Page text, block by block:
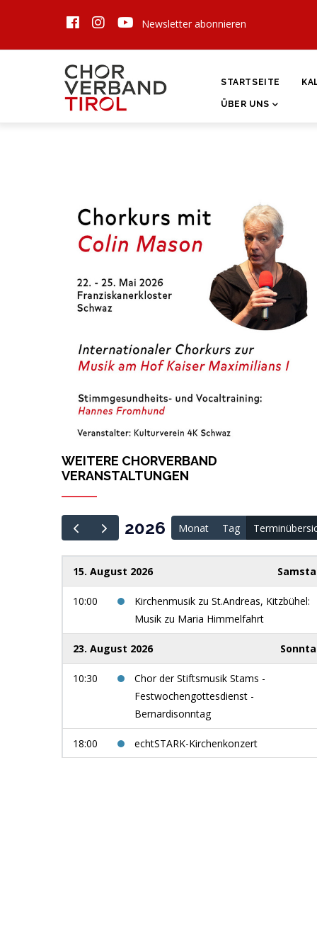
Newsletter abonnieren
STARTSEITE
ÜBER UNS
WEITERE CHORVERBAND
VERANSTALTUNGEN
2026 Monat Tag
15. August 2026
10:00
Kirchenmusik zu St.Andreas, Kitzbühel:
Musik zu Maria Himmelfahrt
23. August 2026
10:30
Chor der Stiftsmusik Stams -
Festwochengottesdienst -
Bernardisonntag
18:00 echtSTARK-Kirchenkonzert